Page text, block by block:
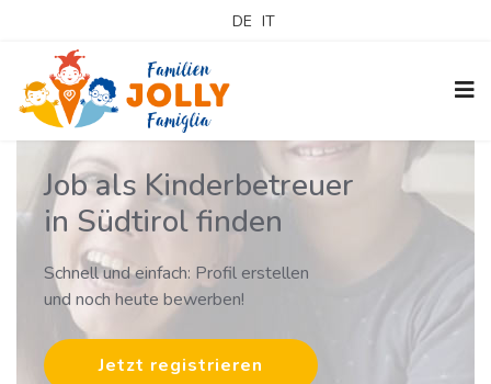
DE IT
Job als Kinderbetreuer
in Südtirol finden
Schnell und einfach: Profil erstellen
und noch heute bewerben!
Jetzt registrieren